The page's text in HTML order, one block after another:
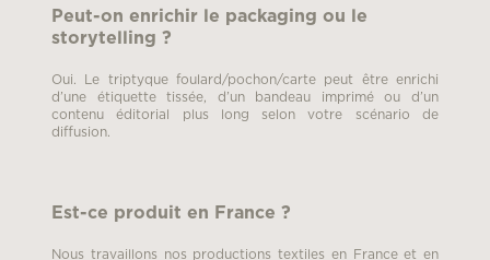
Peut-on enrichir le packaging ou le
storytelling ?
Oui. Le triptyque foulard/pochon/carte peut être enrichi
d’une étiquette tissée, d’un bandeau imprimé ou d’un
contenu éditorial plus long selon votre scénario de
diffusion.
Est-ce produit en France ?
Nous travaillons nos productions textiles en France et en